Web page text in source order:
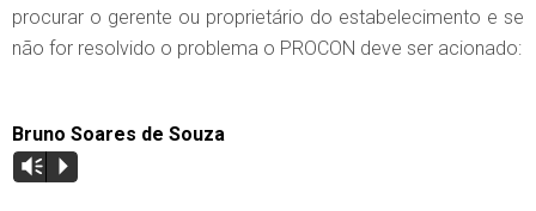
procurar o gerente ou proprietário do estabelecimento e se
não for resolvido o problema o PROCON deve ser acionado:
Bruno Soares de Souza
Vm P